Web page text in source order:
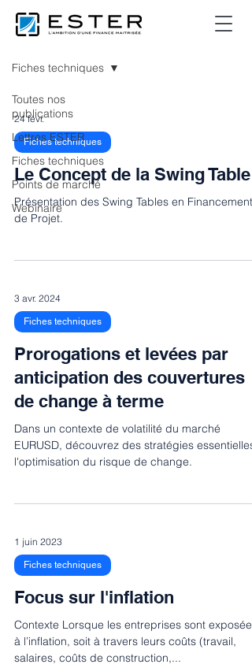
Publications
Toutes nos
publications
Lettres ESTER
Fiches techniques
Points de marché
Webinaire
Fiches techniques
24 févr.
Fiches techniques
Le Concept de la Swing Table
Présentation des Swing Tables en Financement
de Projet.
3 avr. 2024
Fiches techniques
Prorogations et levées par
anticipation des couvertures
de change à terme
Dans un contexte de volatilité du marché
EURUSD, découvrez des stratégies essentielles
l'optimisation du risque de change.
1 juin 2023
Fiches techniques
Focus sur l'inflation
Contexte Lorsque les entreprises sont exposées
à l’inflation, soit à travers leurs coûts (travail,
salaires, coûts de construction,...